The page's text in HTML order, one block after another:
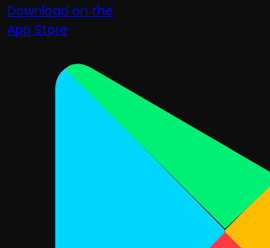
Download on the
App Store